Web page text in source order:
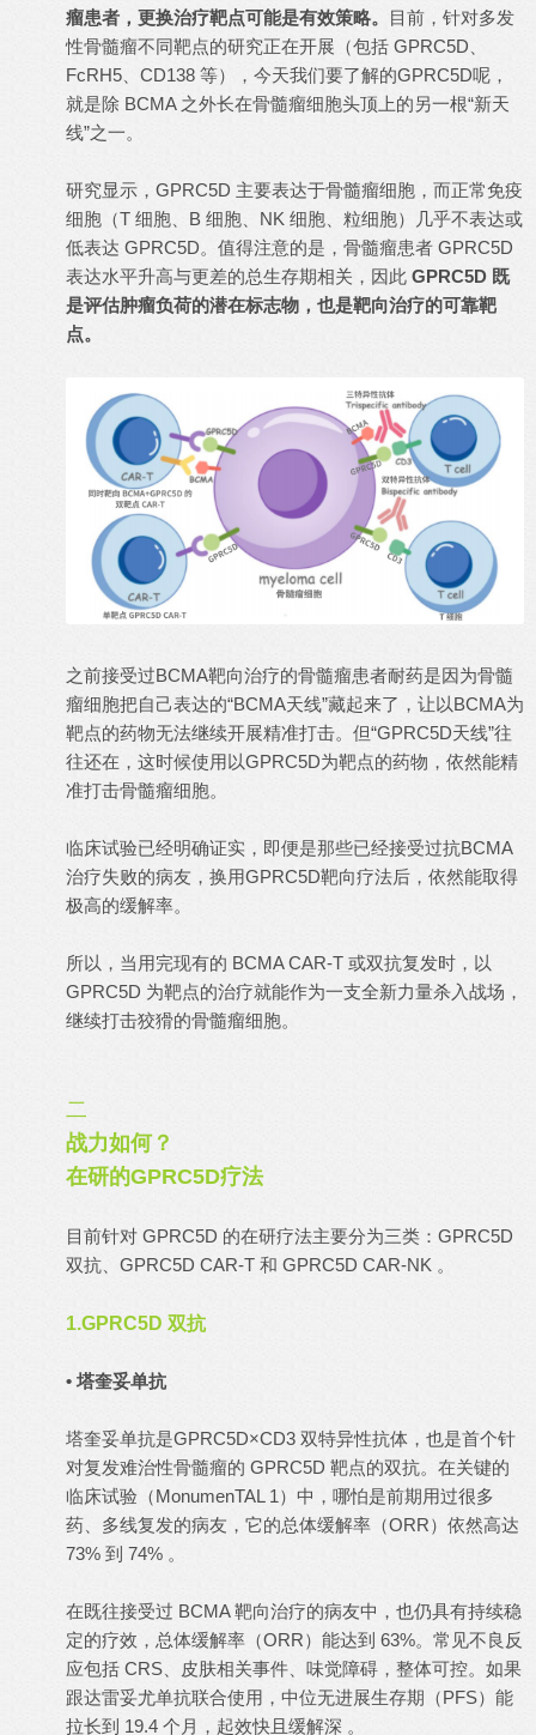
瘤患者，更换治疗靶点可能是有效策略。
目前，针对多发
性骨髓瘤不同靶点的研究正在开展（包括 GPRC5D、
FcRH5、CD138 等），今天我们要了解的GPRC5D呢，
就是除 BCMA 之外长在骨髓瘤细胞头顶上的另一根“新天
线”之一。
研究显示，GPRC5D 主要表达于骨髓瘤细胞，而正常免疫
细胞（T 细胞、B 细胞、NK 细胞、粒细胞）几乎不表达或
低表达 GPRC5D。值得注意的是，骨髓瘤患者 GPRC5D
表达水平升高与更差的总生存期相关，因此 GPRC5D 既
是评估肿瘤负荷的潜在标志物，也是靶向治疗的可靠靶
点。
之前接受过BCMA靶向治疗的骨髓瘤患者耐药是因为骨髓
瘤细胞把自己表达的“BCMA天线”藏起来了，让以BCMA为
靶点的药物无法继续开展精准打击。但“GPRC5D天线”往
往还在，这时候使用以GPRC5D为靶点的药物，依然能精
准打击骨髓瘤细胞。
临床试验已经明确证实，即便是那些已经接受过抗BCMA
治疗失败的病友，换用GPRC5D靶向疗法后，依然能取得
极高的缓解率。
所以，当用完现有的 BCMA CAR-T 或双抗复发时，以
GPRC5D 为靶点的治疗就能作为一支全新力量杀入战场，
继续打击狡猾的骨髓瘤细胞。
二
战力如何？
在研的GPRC5D疗法
目前针对 GPRC5D 的在研疗法主要分为三类：GPRC5D
双抗、GPRC5D CAR-T 和 GPRC5D CAR-NK 。
1.GPRC5D 双抗
• 塔奎妥单抗
塔奎妥单抗是GPRC5D×CD3 双特异性抗体，也是首个针
对复发难治性骨髓瘤的 GPRC5D 靶点的双抗。在关键的
临床试验（MonumenTAL 1）中，哪怕是前期用过很多
药、多线复发的病友，它的总体缓解率（ORR）依然高达
73% 到 74% 。
在既往接受过 BCMA 靶向治疗的病友中，也仍具有持续稳
定的疗效，总体缓解率（ORR）能达到 63%。常见不良反
应包括 CRS、皮肤相关事件、味觉障碍，整体可控。如果
跟达雷妥尤单抗联合使用，中位无进展生存期（PFS）能
拉长到 19.4 个月，起效快且缓解深 。